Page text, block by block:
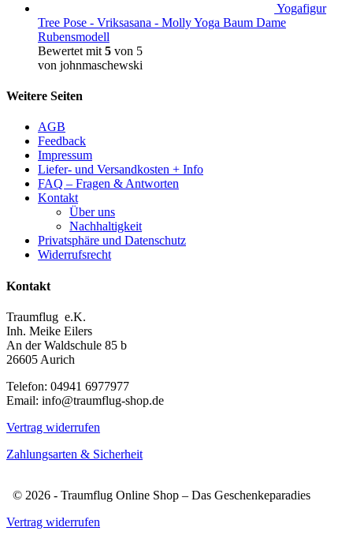
Yogafigur
Tree Pose - Vriksasana - Molly Yoga Baum Dame
Rubensmodell
Bewertet mit 5 von 5
von johnmaschewski
Weitere Seiten
AGB
Feedback
Impressum
Liefer- und Versandkosten + Info
FAQ – Fragen & Antworten
Kontakt
Über uns
Nachhaltigkeit
Privatsphäre und Datenschutz
Widerrufsrecht
Kontakt
Traumflug e.K.
Inh. Meike Eilers
An der Waldschule 85 b
26605 Aurich
Telefon: 04941 6977977
Email: info@traumflug-shop.de
Vertrag widerrufen
Zahlungsarten & Sicherheit
© 2026 - Traumflug Online Shop – Das Geschenkeparadies
Vertrag widerrufen